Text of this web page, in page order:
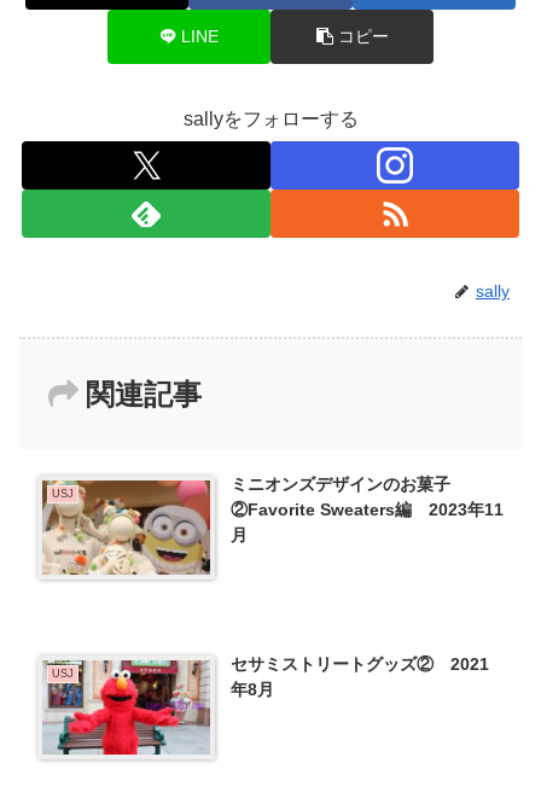
LINE コピー
sallyをフォローする
sally
関連記事
USJ
ミニオンズデザインのお菓子
②Favorite Sweaters編 2023年11
月
USJ
セサミストリートグッズ② 2021
年8月